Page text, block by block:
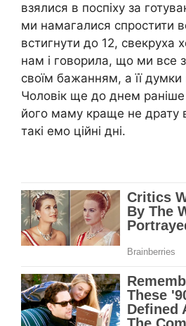
взялися в поспіху за
ми намагалися спростити
встигнути до 12, свекруха
нам і говорила, що ми все
своїм бажанням, а її
Чоловік ще до днем
його маму краще не драту
такі емо ційні дні.